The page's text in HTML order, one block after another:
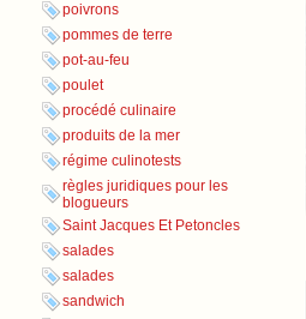
poivrons
pommes de terre
pot-au-feu
poulet
procédé culinaire
produits de la mer
régime culinotests
règles juridiques pour les
blogueurs
Saint Jacques Et Petoncles
salades
salades
sandwich